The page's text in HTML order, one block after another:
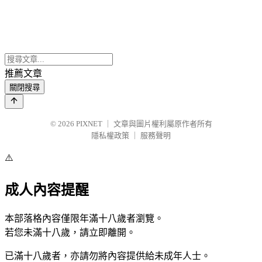
推薦文章
關閉搜尋
© 2026 PIXNET
文章與圖片權利屬原作者所有
隱私權政策
服務聲明
⚠️
成人內容提醒
本部落格內容僅限年滿十八歲者瀏覽。
若您未滿十八歲，請立即離開。
已滿十八歲者，亦請勿將內容提供給未成年人士。